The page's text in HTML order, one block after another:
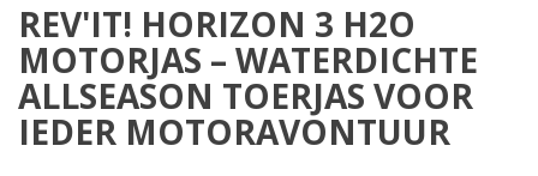
REV'IT! HORIZON 3 H2O
MOTORJAS – WATERDICHTE
ALLSEASON TOERJAS VOOR
IEDER MOTORAVONTUUR